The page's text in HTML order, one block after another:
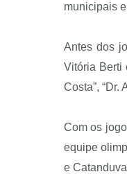
municipais
Antes dos
Vitória Berti
Costa”,
Com os
equipe
e